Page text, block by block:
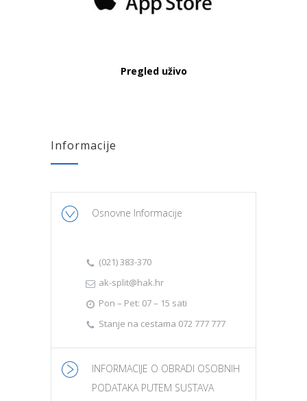
Pregled uživo
Informacije
Osnovne Informacije
(021) 383-370
ak-split@hak.hr
Pon – Pet: 07 – 15 sati
Stanje na cestama 072 777 777
INFORMACIJE O OBRADI OSOBNIH
PODATAKA PUTEM SUSTAVA